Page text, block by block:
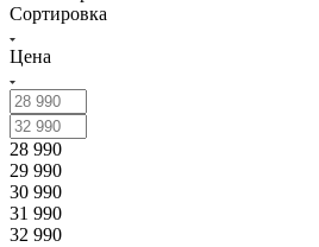
Сортировка
Цена
28 990
29 990
30 990
31 990
32 990